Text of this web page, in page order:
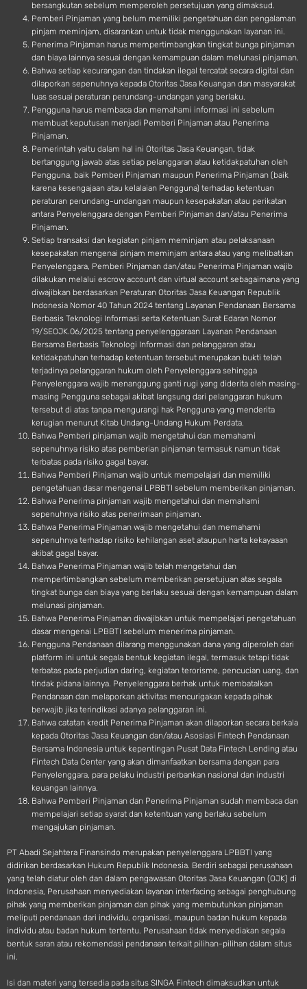
bersangkutan sebelum memperoleh persetujuan yang dimaksud.
Pemberi Pinjaman yang belum memiliki pengetahuan dan pengalaman
pinjam meminjam, disarankan untuk tidak menggunakan layanan ini.
Penerima Pinjaman harus mempertimbangkan tingkat bunga pinjaman
dan biaya lainnya sesuai dengan kemampuan dalam melunasi pinjaman.
Bahwa setiap kecurangan dan tindakan ilegal tercatat secara digital dan
dilaporkan sepenuhnya kepada Otoritas Jasa Keuangan dan masyarakat
luas sesuai peraturan perundang-undangan yang berlaku.
Pengguna harus membaca dan memahami informasi ini sebelum
membuat keputusan menjadi Pemberi Pinjaman atau Penerima
Pinjaman.
Pemerintah yaitu dalam hal ini Otoritas Jasa Keuangan, tidak
bertanggung jawab atas setiap pelanggaran atau ketidakpatuhan oleh
Pengguna, baik Pemberi Pinjaman maupun Penerima Pinjaman (baik
karena kesengajaan atau kelalaian Pengguna) terhadap ketentuan
peraturan perundang-undangan maupun kesepakatan atau perikatan
antara Penyelenggara dengan Pemberi Pinjaman dan/atau Penerima
Pinjaman.
Setiap transaksi dan kegiatan pinjam meminjam atau pelaksanaan
kesepakatan mengenai pinjam meminjam antara atau yang melibatkan
Penyelenggara, Pemberi Pinjaman dan/atau Penerima Pinjaman wajib
dilakukan melalui escrow account dan virtual account sebagaimana yang
diwajibkan berdasarkan Peraturan Otoritas Jasa Keuangan Republik
Indonesia Nomor 40 Tahun 2024 tentang Layanan Pendanaan Bersama
Berbasis Teknologi Informasi serta Ketentuan Surat Edaran Nomor
19/SEOJK.06/2025 tentang penyelenggaraan Layanan Pendanaan
Bersama Berbasis Teknologi Informasi dan pelanggaran atau
ketidakpatuhan terhadap ketentuan tersebut merupakan bukti telah
terjadinya pelanggaran hukum oleh Penyelenggara sehingga
Penyelenggara wajib menanggung ganti rugi yang diderita oleh masing-
masing Pengguna sebagai akibat langsung dari pelanggaran hukum
tersebut di atas tanpa mengurangi hak Pengguna yang menderita
kerugian menurut Kitab Undang-Undang Hukum Perdata.
Bahwa Pemberi pinjaman wajib mengetahui dan memahami
sepenuhnya risiko atas pemberian pinjaman termasuk namun tidak
terbatas pada risiko gagal bayar.
Bahwa Pemberi Pinjaman wajib untuk mempelajari dan memiliki
pengetahuan dasar mengenai LPBBTI sebelum memberikan pinjaman.
Bahwa Penerima pinjaman wajib mengetahui dan memahami
sepenuhnya risiko atas penerimaan pinjaman.
Bahwa Penerima Pinjaman wajib mengetahui dan memahami
sepenuhnya terhadap risiko kehilangan aset ataupun harta kekayaaan
akibat gagal bayar.
Bahwa Penerima Pinjaman wajib telah mengetahui dan
mempertimbangkan sebelum memberikan persetujuan atas segala
tingkat bunga dan biaya yang berlaku sesuai dengan kemampuan dalam
melunasi pinjaman.
Bahwa Penerima Pinjaman diwajibkan untuk mempelajari pengetahuan
dasar mengenai LPBBTI sebelum menerima pinjaman.
Pengguna Pendanaan dilarang menggunakan dana yang diperoleh dari
platform ini untuk segala bentuk kegiatan ilegal, termasuk tetapi tidak
terbatas pada perjudian daring, kegiatan terorisme, pencucian uang, dan
tindak pidana lainnya. Penyelenggara berhak untuk membatalkan
Pendanaan dan melaporkan aktivitas mencurigakan kepada pihak
berwajib jika terindikasi adanya pelanggaran ini.
Bahwa catatan kredit Penerima Pinjaman akan dilaporkan secara berkala
kepada Otoritas Jasa Keuangan dan/atau Asosiasi Fintech Pendanaan
Bersama Indonesia untuk kepentingan Pusat Data Fintech Lending atau
Fintech Data Center yang akan dimanfaatkan bersama dengan para
Penyelenggara, para pelaku industri perbankan nasional dan industri
keuangan lainnya.
Bahwa Pemberi Pinjaman dan Penerima Pinjaman sudah membaca dan
mempelajari setiap syarat dan ketentuan yang berlaku sebelum
mengajukan pinjaman.
PT Abadi Sejahtera Finansindo merupakan penyelenggara LPBBTI yang
didirikan berdasarkan Hukum Republik Indonesia. Berdiri sebagai perusahaan
yang telah diatur oleh dan dalam pengawasan Otoritas Jasa Keuangan (OJK) di
Indonesia, Perusahaan menyediakan layanan interfacing sebagai penghubung
pihak yang memberikan pinjaman dan pihak yang membutuhkan pinjaman
meliputi pendanaan dari individu, organisasi, maupun badan hukum kepada
individu atau badan hukum tertentu. Perusahaan tidak menyediakan segala
bentuk saran atau rekomendasi pendanaan terkait pilihan-pilihan dalam situs
ini.
Isi dan materi yang tersedia pada situs SINGA Fintech dimaksudkan untuk